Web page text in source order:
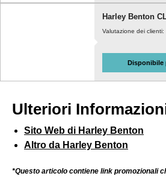
Harley Benton
Valutazione dei clienti:
Disponibile
Ulteriori
Sito Web di Harley Benton
Altro da Harley Benton
*Questo articolo contiene link promozionali